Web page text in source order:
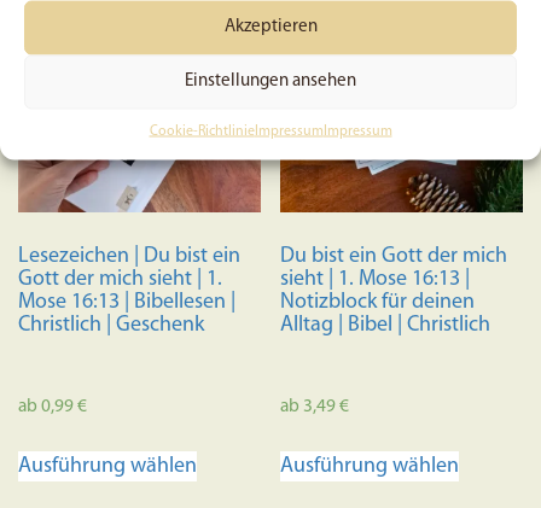
Akzeptieren
Einstellungen ansehen
Cookie-RichtlinieImpressum Impressum
Lesezeichen | Du bist ein
Gott der mich sieht | 1.
Mose 16:13 | Bibellesen |
Christlich | Geschenk
ab 0,99€
Ausführung wählen
Du bist ein Gott der mich
sieht | 1. Mose 16:13 |
Notizblock für deinen
Alltag | Bibel | Christlich
ab 3,49€
Ausführung wählen